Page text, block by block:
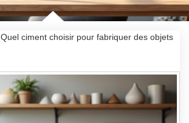
Quel ciment choisir pour fabriquer des objets